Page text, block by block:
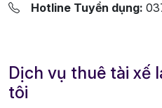
Hotline Tuyển dụng:
Dịch vụ thuê tài xế
tôi